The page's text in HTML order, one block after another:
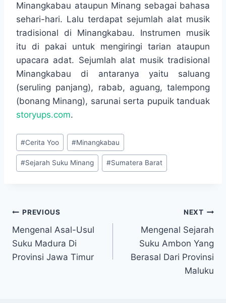
Minangkabau ataupun Minang sebagai bahasa
sehari-hari. Lalu terdapat sejumlah alat musik
tradisional di Minangkabau. Instrumen musik
itu di pakai untuk mengiringi tarian ataupun
upacara adat. Sejumlah alat musik tradisional
Minangkabau di antaranya yaitu saluang
(seruling panjang), rabab, aguang, talempong
(bonang Minang), sarunai serta pupuik tanduak
storyups.com.
Post
Tags:
#Cerita Yoo #Minangkabau
#Sejarah Suku Minang #Sumatera Barat
Navigasi
pos
PREVIOUS
Mengenal Asal-Usul
Suku Madura Di
Provinsi Jawa Timur
NEXT
Mengenal Sejarah
Suku Ambon Yang
Berasal Dari Provinsi
Maluku